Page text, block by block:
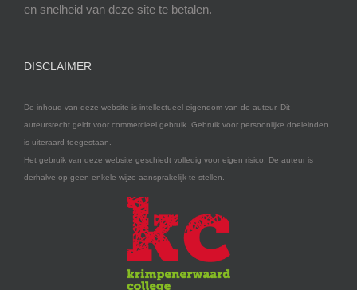
en snelheid van deze site te betalen.
DISCLAIMER
De inhoud van deze website is intellectueel eigendom van de auteur. Dit
auteursrecht geldt voor commercieel gebruik. Gebruik voor persoonlijke doeleinden
is uiteraard toegestaan.
Het gebruik van deze website geschiedt volledig voor eigen risico. De auteur is
derhalve op geen enkele wijze aansprakelijk te stellen.